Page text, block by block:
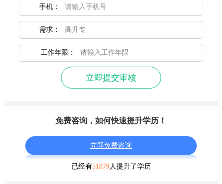
手机：
需求：
工作年限：
立即提交审核
免费咨询，如何快速提升学历！
立即免费咨询
已经有51879人提升了学历